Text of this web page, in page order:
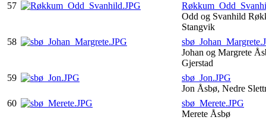
57
Odd og Svanhild
Stangvik
58
Johan og Margrete
Gjerstad
59
sbø_Jon.JPG
Jon Åsbø, Nedre
60
sbø_Merete.JPG
Merete Åsbø